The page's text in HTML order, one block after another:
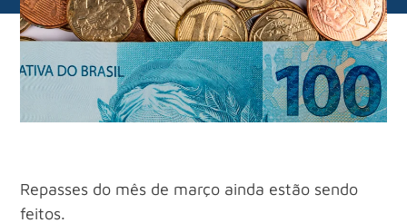
Repasses do mês de março ainda estão sendo
feitos.